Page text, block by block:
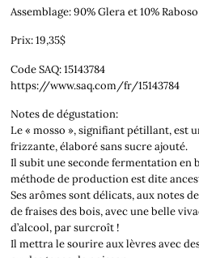
Assemblage: 90% Glera et 10% Raboso
Prix: 19,35$
Code SAQ: 15143784
https://www.saq.com/fr/15143784
Notes de dégustation:
Le « mosso », signifiant pétillant, est
frizzante, élaboré sans sucre ajouté.
Il subit une seconde fermentation en
méthode de production est dite
Ses arômes sont délicats, aux notes
de fraises des bois, avec une belle
d’alcool, par surcroît !
Il mettra le sourire aux lèvres avec